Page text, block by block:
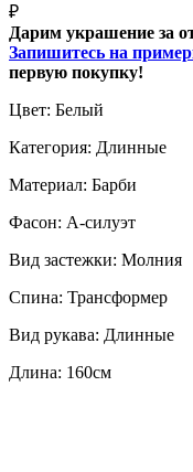
₽
Дарим украшение за
Запишитесь на
первую покупку!
Цвет: Белый
Категория: Длинные
Материал: Барби
Фасон: А-силуэт
Вид застежки: Молния
Спина: Трансформер
Вид рукава: Длинные
Длина: 160см